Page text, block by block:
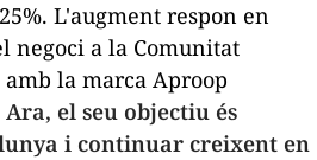
L'augment respon en
negoci a la Comunitat
la marca Aproop
Ara, el seu objectiu és
i continuar creixent en